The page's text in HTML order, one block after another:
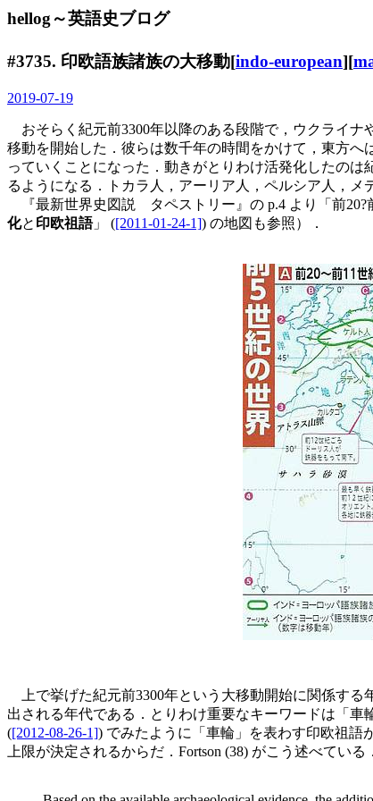
hellog～英語史ブログ
#3735. 印欧語族諸族の大移動[indo-european][
2019-07-19
おそらく紀元前3300年以降のある段階で，ウクライナ
移動を開始した．彼らは数千年の時間をかけて，東方
っていくことになった．動きがとりわけ活発化したの
るようになる．トカラ人，アーリア人，ペルシア人，
『最新世界史図説 タペストリー』の p.4 より「前20?
化と 印欧祖語」 ([2011-01-24-1]) の地図も参照）．
上で挙げた紀元前3300年という大移動開始に関係する
出される年代である．とりわけ重要なキーワードは「車
([2012-08-26-1]) でみたように「車輪」を表わす印欧祖語
上限が決定されるからだ．Fortson (38) がこう述べている．